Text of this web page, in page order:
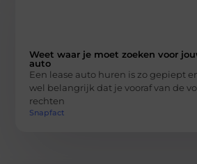
Weet waar je moet zoeken voor
auto
Een lease auto huren is zo gepiept
wel belangrijk dat je vooraf van de
rechten
Snapfact